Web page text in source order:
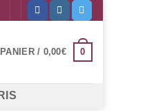
PANIER / 0,00€ 0